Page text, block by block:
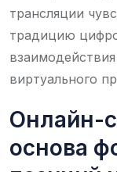
трансляции
традицию
виртуального
Онлайн-
основа